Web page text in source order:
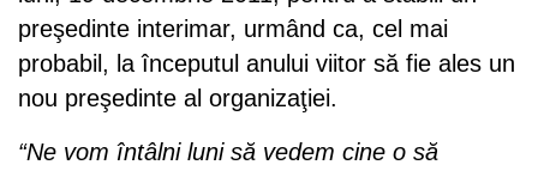
preşedinte interimar, urmând ca, cel mai
probabil, la începutul anului viitor să fie ales un
nou preşedinte al organizaţiei.
“Ne vom întâlni luni să vedem cine o să